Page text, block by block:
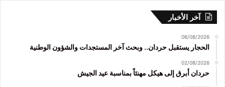
آخر الأخبار
06/08/2026
الحجار يستقبل حردان.. وبحث آخر المستجدات والشؤون الوطنية
02/08/2026
حردان أبرق إلى هيكل مهنئاً بمناسبة عيد الجيش